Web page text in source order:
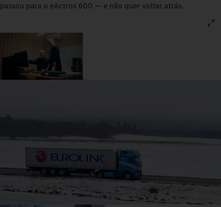
passou para o eActros 600 — e não quer voltar atrás.